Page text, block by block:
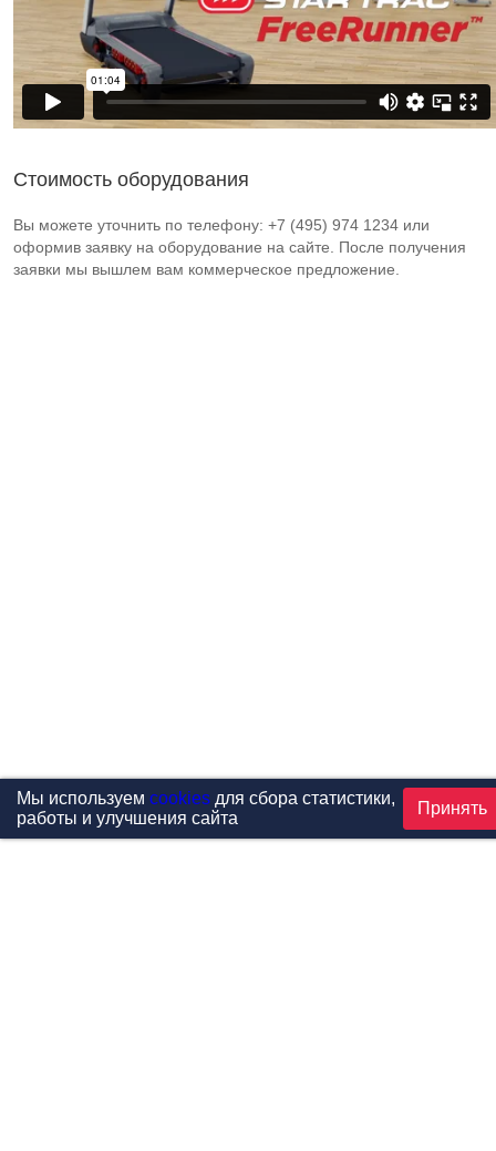
Стоимость оборудования
Вы можете уточнить по телефону: +7 (495) 974 1234 или
оформив заявку на оборудование на сайте. После получения
заявки мы вышлем вам коммерческое предложение.
Мы используем cookiesдля сбора статистики,
работы и улучшения сайта
Принять